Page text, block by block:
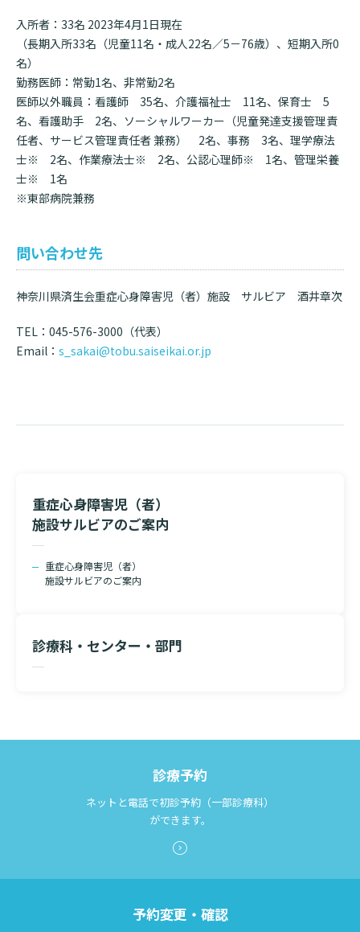
入所者：33名 2023年4月1日現在
（長期入所33名（児童11名・成人22名／5－76歳）、短期入所0
名）
勤務医師：常勤1名、非常勤2名
医師以外職員：看護師 35名、介護福祉士 11名、保育士 5
名、看護助手 2名、ソーシャルワーカー（児童発達支援管理責
任者、サービス管理責任者 兼務） 2名、事務 3名、理学療法
士※ 2名、作業療法士※ 2名、公認心理師※ 1名、管理栄養
士※ 1名
※東部病院兼務
問い合わせ先
神奈川県済生会重症心身障害児（者）施設 サルビア 酒井章次
TEL：045-576-3000（代表）
Email： s_sakai@tobu.saiseikai.or.jp
重症心身障害児（者）
施設サルビアのご案内
重症心身障害児（者）
施設サルビアのご案内
診療科・センター・部門
診療予約
ネットと電話で初診予約（一部診療科）
ができます。
予約変更・確認